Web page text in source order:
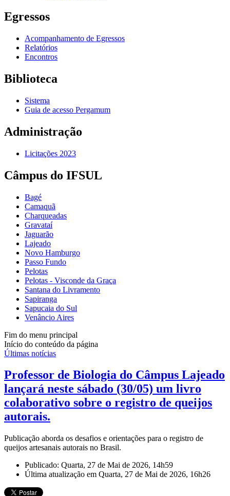
Egressos
Acompanhamento de Egressos
Relatórios
Encontros
Biblioteca
Sistema
Guia de acesso Pergamum
Administração
Licitações 2023
Câmpus do IFSUL
Bagé
Camaquã
Charqueadas
Gravataí
Jaguarão
Lajeado
Novo Hamburgo
Passo Fundo
Pelotas
Pelotas - Visconde da Graça
Santana do Livramento
Sapiranga
Sapucaia do Sul
Venâncio Aires
Fim do menu principal
Início do conteúdo da página
Últimas notícias
Professor de Biologia do Câmpus Lajeado
lançará neste sábado (30/05) um livro
colaborativo sobre o registro de queijos
autorais.
Publicação aborda os desafios e orientações para o registro de
queijos artesanais autorais no Brasil.
Publicado: Quarta, 27 de Mai de 2026, 14h59
Última atualização em Quarta, 27 de Mai de 2026, 16h26